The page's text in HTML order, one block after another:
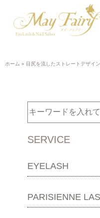
ホーム » 目尻を流したストレートデザイ
SERVICE
EYELASH
PARISIENNE